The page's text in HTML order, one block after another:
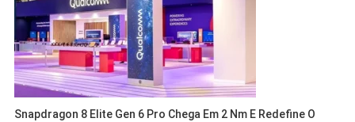
Snapdragon 8 Elite Gen 6 Pro Chega Em 2 Nm E Redefine O